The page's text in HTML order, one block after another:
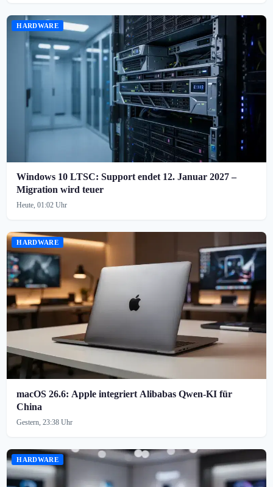
HARDWARE
Windows 10 LTSC: Support endet 12. Januar 2027 –
Migration wird teuer
Heute, 01:02 Uhr
HARDWARE
macOS 26.6: Apple integriert Alibabas Qwen-KI für
China
Gestern, 23:38 Uhr
HARDWARE